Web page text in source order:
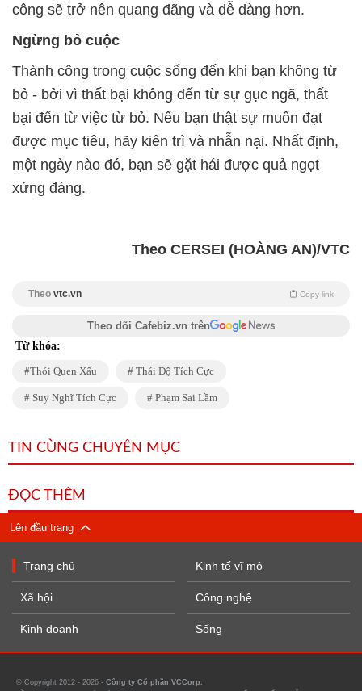
công sẽ trở nên quang đãng và dễ dàng hơn.
Ngừng bỏ cuộc
Thành công trong cuộc sống đến khi bạn không từ
bỏ - bởi vì thất bại không đến từ sự gục ngã, thất
bại đến từ việc từ bỏ. Nếu bạn thật sự muốn đạt
được mục tiêu, hãy kiên trì và nhẫn nại. Nhất định,
một ngày nào đó, bạn sẽ gặt hái được quả ngọt
xứng đáng.
Theo CERSEI (HOÀNG AN)/VTC
Theo vtc.vn Copy link
Theo dõi Cafebiz.vn trên
Từ khóa:
Thói Quen Xấu Thái Độ Tích Cực
Suy Nghĩ Tích Cực Phạm Sai Lầm
TIN CÙNG CHUYÊN MỤC
ĐỌC THÊM
Lên đầu trang
Trang chủ
Xã hội
Kinh doanh
Kinh tế vĩ mô
Công nghệ
Sống
© Copyright 2012 - 2026 - Công ty Cổ phần VCCorp.